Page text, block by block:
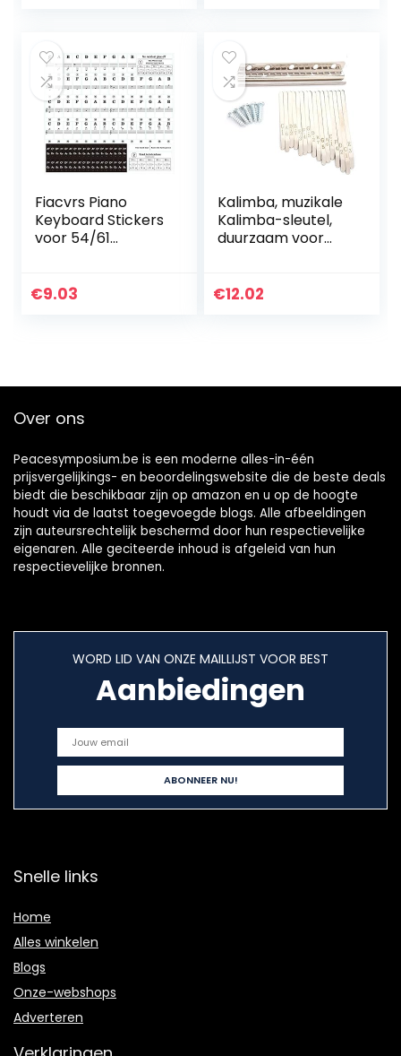
kinderen en
beginners
(kleurrijk)
piano en
toetsenbord
Fiacvrs Piano
Keyboard Stickers
voor 54/61
label Stave Note
€9.03
Kalimba, muzikale
Kalimba-sleutel,
duurzaam voor
€12.02
Over ons
Peacesymposium.be is een moderne alles-in-één
prijsvergelijkings- en beoordelingswebsite die de beste deals
biedt die beschikbaar zijn op amazon en u op de hoogte
houdt via de laatst toegevoegde blogs. Alle afbeeldingen
zijn auteursrechtelijk beschermd door hun respectievelijke
eigenaren. Alle geciteerde inhoud is afgeleid van hun
respectievelijke bronnen.
WORD LID VAN ONZE MAILLIJST VOOR BEST
Aanbiedingen
Snelle links
Home
Alles winkelen
Blogs
Onze-webshops
Adverteren